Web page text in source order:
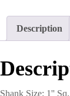
Description
Shank Size: 1''